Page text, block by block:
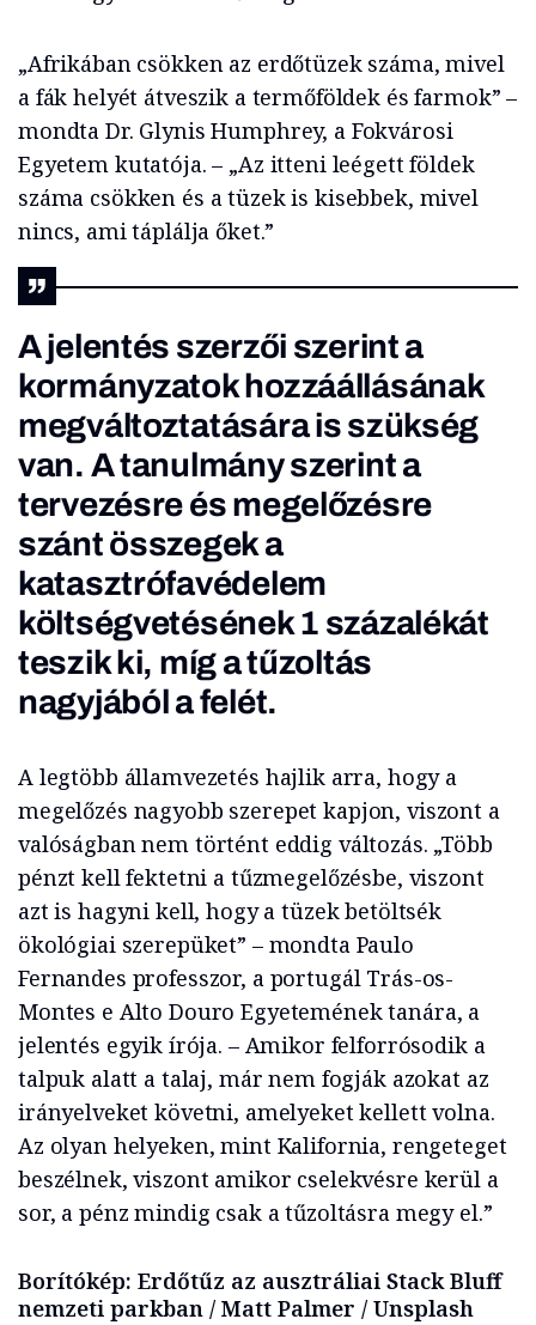
„Afrikában csökken az erdőtüzek száma, mivel
a fák helyét átveszik a termőföldek és farmok” –
mondta Dr. Glynis Humphrey, a Fokvárosi
Egyetem kutatója. – „Az itteni leégett földek
száma csökken és a tüzek is kisebbek, mivel
nincs, ami táplálja őket.”
A jelentés szerzői szerint a
kormányzatok hozzáállásának
megváltoztatására is szükség
van. A tanulmány szerint a
tervezésre és megelőzésre
szánt összegek a
katasztrófavédelem
költségvetésének 1 százalékát
teszik ki, míg a tűzoltás
nagyjából a felét.
A legtöbb államvezetés hajlik arra, hogy a
megelőzés nagyobb szerepet kapjon, viszont a
valóságban nem történt eddig változás. „Több
pénzt kell fektetni a tűzmegelőzésbe, viszont
azt is hagyni kell, hogy a tüzek betöltsék
ökológiai szerepüket” – mondta Paulo
Fernandes professzor, a portugál Trás-os-
Montes e Alto Douro Egyetemének tanára, a
jelentés egyik írója. – Amikor felforrósodik a
talpuk alatt a talaj, már nem fogják azokat az
irányelveket követni, amelyeket kellett volna.
Az olyan helyeken, mint Kalifornia, rengeteget
beszélnek, viszont amikor cselekvésre kerül a
sor, a pénz mindig csak a tűzoltásra megy el.”
Borítókép: Erdőtűz az ausztráliai Stack Bluff
nemzeti parkban / Matt Palmer / Unsplash